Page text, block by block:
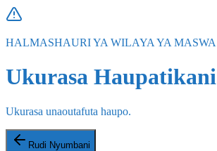
HALMASHAURI YA WILAYA YA MASWA
Ukurasa Haupatikani
Ukurasa unaoutafuta haupo.
Rudi Nyumbani